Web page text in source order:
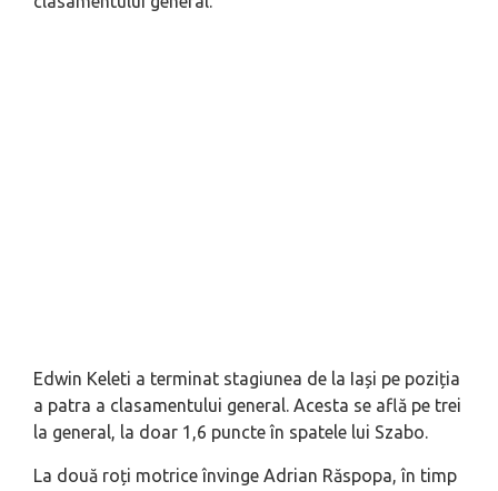
Edwin Keleti a terminat stagiunea de la Iași pe poziția
a patra a clasamentului general. Acesta se află pe trei
la general, la doar 1,6 puncte în spatele lui Szabo.
La două roți motrice învinge Adrian Răspopa, în timp